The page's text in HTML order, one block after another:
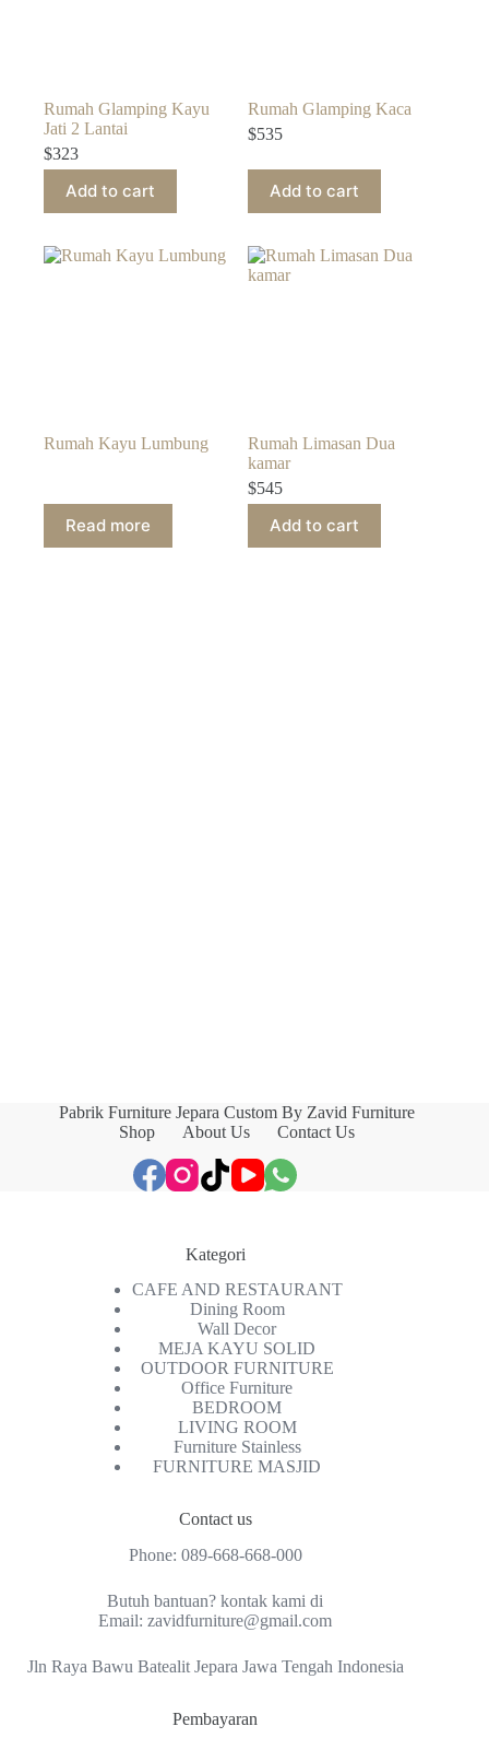
Rumah Glamping Kayu
Jati 2 Lantai
$323
Add to cart
Rumah Glamping Kaca
$535
Add to cart
Rumah Kayu Lumbung
Read more
Rumah Limasan Dua
kamar
$545
Add to cart
Pabrik Furniture Jepara Custom By Zavid Furniture
Shop
About Us Contact Us
Kategori
CAFE AND RESTAURANT
Dining Room
Wall Decor
MEJA KAYU SOLID
OUTDOOR FURNITURE
Office Furniture
BEDROOM
LIVING ROOM
Furniture Stainless
FURNITURE MASJID
Contact us
Phone: 089-668-668-000
Butuh bantuan? kontak kami di
Email:zavidfurniture@gmail.com
Jln Raya Bawu Batealit Jepara Jawa Tengah Indonesia
Pembayaran